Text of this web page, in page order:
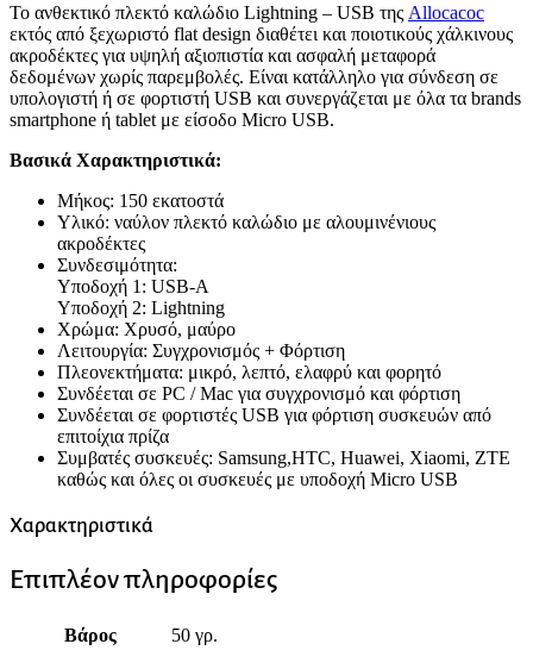
Το ανθεκτικό πλεκτό καλώδιο Lightning – USB της Allocacoc
εκτός από ξεχωριστό flat design διαθέτει και ποιοτικούς χάλκινους
ακροδέκτες για υψηλή αξιοπιστία και ασφαλή μεταφορά
δεδομένων χωρίς παρεμβολές. Είναι κατάλληλο για σύνδεση σε
υπολογιστή ή σε φορτιστή USB και συνεργάζεται με όλα τα brands
smartphone ή tablet με είσοδο Micro USB.
Βασικά Χαρακτηριστικά:
Μήκος: 150 εκατοστά
Υλικό: ναύλον πλεκτό καλώδιο με αλουμινένιους
ακροδέκτες
Συνδεσιμότητα:
Υποδοχή 1: USB-A
Υποδοχή 2: Lightning
Χρώμα: Χρυσό, μαύρο
Λειτουργία: Συγχρονισμός + Φόρτιση
Πλεονεκτήματα: μικρό, λεπτό, ελαφρύ και φορητό
Συνδέεται σε PC / Mac για συγχρονισμό και φόρτιση
Συνδέεται σε φορτιστές USB για φόρτιση συσκευών από
επιτοίχια πρίζα
Συμβατές συσκευές: Samsung,HTC, Huawei, Xiaomi, ZTE
καθώς και όλες οι συσκευές με υποδοχή Micro USB
Χαρακτηριστικά
Επιπλέον πληροφορίες
Βάρος 50 γρ.